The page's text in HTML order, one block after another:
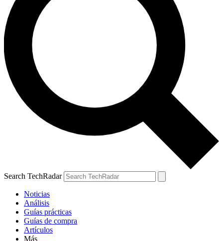
Search TechRadar
Noticias
Análisis
Guías prácticas
Guías de compra
Artículos
Más